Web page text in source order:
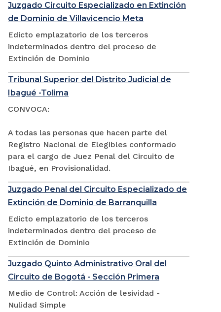
Juzgado Circuito Especializado en Extinción
de Dominio de Villavicencio Meta
Edicto emplazatorio de los terceros
indeterminados dentro del proceso de
Extinción de Dominio
Tribunal Superior del Distrito Judicial de
Ibagué -Tolima
CONVOCA:
A todas las personas que hacen parte del
Registro Nacional de Elegibles conformado
para el cargo de Juez Penal del Circuito de
Ibagué, en Provisionalidad.
Juzgado Penal del Circuito Especializado de
Extinción de Dominio de Barranquilla
Edicto emplazatorio de los terceros
indeterminados dentro del proceso de
Extinción de Dominio
Juzgado Quinto Administrativo Oral del
Circuito de Bogotá - Sección Primera
Medio de Control: Acción de lesividad -
Nulidad Simple